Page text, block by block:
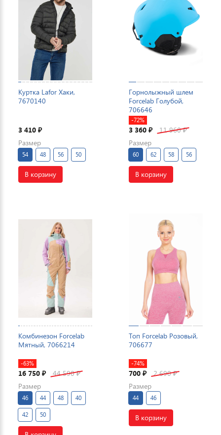
Куртка Lafor Хаки,
7670140
3 410 ₽
Размер
54 48 56 50
В корзину
Горнолыжный шлем
Forcelab Голубой,
706646
-72%
3 360 ₽ 11 960₽
Размер
60 62 58 56
В корзину
Комбинезон Forcelab
Мятный, 7066214
-63%
16 750 ₽ 44 590₽
Размер
46 44 48 40
42 50
Топ Forcelab Розовый,
706677
-74%
700 ₽ 2 690₽
Размер
44 46
В корзину